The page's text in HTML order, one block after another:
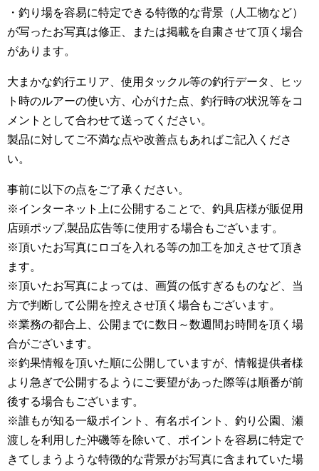
・釣り場を容易に特定できる特徴的な背景（人工物など）
が写ったお写真は修正、または掲載を自粛させて頂く場合
があります。
大まかな釣行エリア、使用タックル等の釣行データ、ヒッ
ト時のルアーの使い方、心がけた点、釣行時の状況等をコ
メントとして合わせて送ってください。
製品に対してご不満な点や改善点もあればご記入くださ
い。
事前に以下の点をご了承ください。
※インターネット上に公開することで、釣具店様が販促用
店頭ポップ,製品広告等に使用する場合もございます。
※頂いたお写真にロゴを入れる等の加工を加えさせて頂き
ます。
※頂いたお写真によっては、画質の低すぎるものなど、当
方で判断して公開を控えさせ頂く場合もございます。
※業務の都合上、公開までに数日～数週間お時間を頂く場
合がございます。
※釣果情報を頂いた順に公開していますが、情報提供者様
より急ぎで公開するようにご要望があった際等は順番が前
後する場合もございます。
※誰もが知る一級ポイント、有名ポイント、釣り公園、瀬
渡しを利用した沖磯等を除いて、ポイントを容易に特定で
きてしまうような特徴的な背景がお写真に含まれていた場